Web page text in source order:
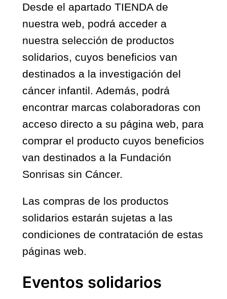
Desde el apartado TIENDA de
nuestra web, podrá acceder a
nuestra selección de productos
solidarios, cuyos beneficios van
destinados a la investigación del
cáncer infantil. Además, podrá
encontrar marcas colaboradoras con
acceso directo a su página web, para
comprar el producto cuyos beneficios
van destinados a la Fundación
Sonrisas sin Cáncer.
Las compras de los productos
solidarios estarán sujetas a las
condiciones de contratación de estas
páginas web.
Eventos solidarios